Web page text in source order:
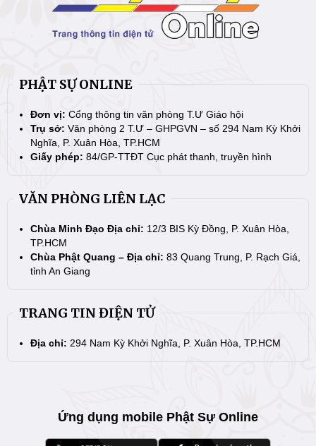
PHẬT SỰ ONLINE
Đơn vị: Cổng thông tin văn phòng T.Ư Giáo hội
Trụ sở: Văn phòng 2 T.Ư – GHPGVN – số 294 Nam Kỳ Khởi
Nghĩa, P. Xuân Hòa, TP.HCM
Giấy phép: 84/GP-TTĐT Cục phát thanh, truyền hình
VĂN PHÒNG LIÊN LẠC
Chùa Minh Đạo Địa chỉ: 12/3 BIS Kỳ Đồng, P. Xuân Hòa,
TP.HCM
Chùa Phật Quang – Địa chỉ: 83 Quang Trung, P. Rạch Giá,
tỉnh An Giang
TRANG TIN ĐIỆN TỬ
Địa chỉ: 294 Nam Kỳ Khởi Nghĩa, P. Xuân Hòa, TP.HCM
Ứng dụng mobile Phật Sự Online